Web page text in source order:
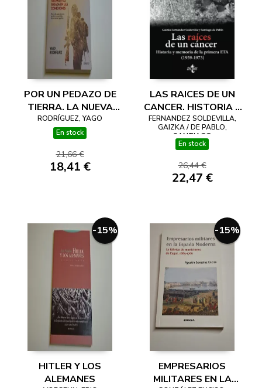
POR UN PEDAZO DE
TIERRA. LA NUEVA
GEOPOLÍTICA
BASADA EN LAS
RODRÍGUEZ, YAGO
En stock
21,66 €
18,41 €
LAS RAICES DE UN
CANCER. HISTORIA Y
MEMORIA DE LA
PRIMERA ETA (1959-
1973)
FERNANDEZ SOLDEVILLA,
GAIZKA / DE PABLO,
SANTIAGO
En stock
26,44 €
22,47 €
-15%
HITLER Y LOS
ALEMANES
-15%
EMPRESARIOS
MILITARES EN LA